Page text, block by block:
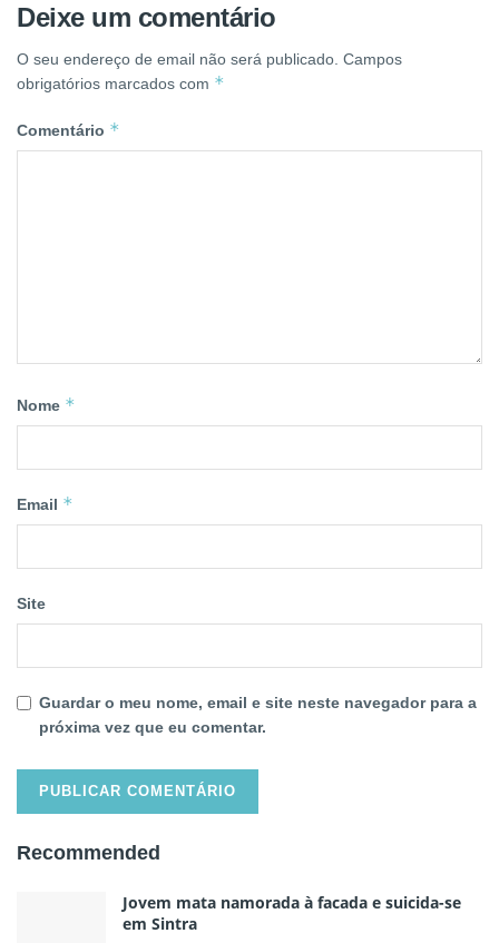
Deixe um comentário
O seu endereço de email não será publicado. Campos
obrigatórios marcados com *
Comentário *
Nome *
Email *
Site
Guardar o meu nome, email e site neste navegador para a
próxima vez que eu comentar.
Recommended
Jovem mata namorada à facada e suicida-se
em Sintra